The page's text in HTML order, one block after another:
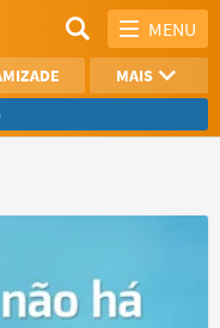
MENU
MAIS
OTIMISMO